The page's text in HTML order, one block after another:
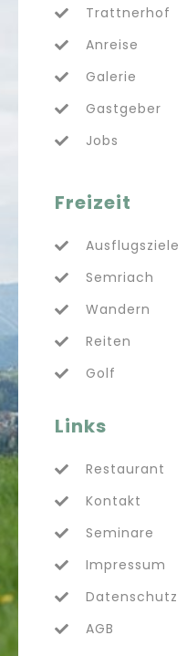
Trattnerhof
Anreise
Galerie
Gastgeber
Jobs
Freizeit
Ausflugsziele
Semriach
Wandern
Reiten
Golf
Links
Restaurant
Kontakt
Seminare
Impressum
Datenschutz
AGB